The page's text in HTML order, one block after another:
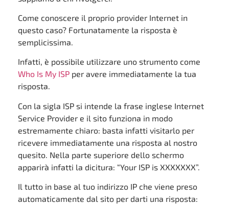
Come conoscere il proprio provider Internet in
questo caso? Fortunatamente la risposta è
semplicissima.
Infatti, è possibile utilizzare uno strumento come
Who Is My ISP per avere immediatamente la tua
risposta.
Con la sigla ISP si intende la frase inglese Internet
Service Provider e il sito funziona in modo
estremamente chiaro: basta infatti visitarlo per
ricevere immediatamente una risposta al nostro
quesito. Nella parte superiore dello schermo
apparirà infatti la dicitura: “Your ISP is XXXXXXX”.
Il tutto in base al tuo indirizzo IP che viene preso
automaticamente dal sito per darti una risposta: